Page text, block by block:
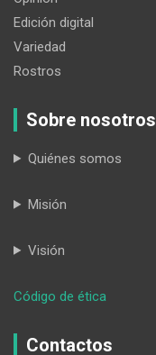
Edición digital
Variedad
Rostros
Sobre nosotros
Quiénes somos
Misión
Visión
Código de ética
Contactos